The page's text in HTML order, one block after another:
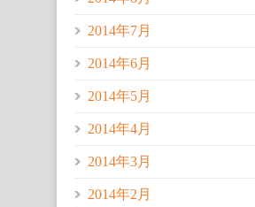
2014年7月
2014年6月
2014年5月
2014年4月
2014年3月
2014年2月